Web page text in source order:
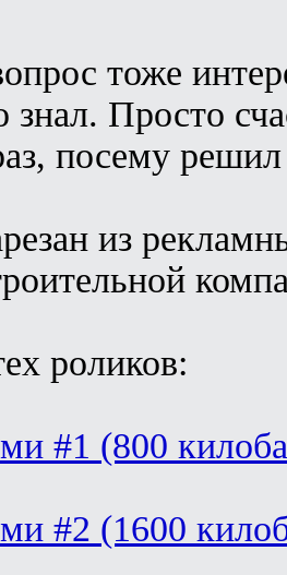
тоже
знал. Просто
посему
из
роликов:
#1 (800
#2 (1600